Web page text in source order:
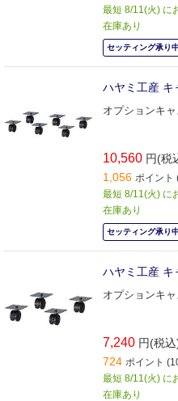
最短 8/11(火) に
在庫あり
セッティング承り中
ハヤミ工産 キ
オプションキ
10,560 円(税
1,056 ポイント
最短 8/11(火) に
在庫あり
セッティング承り中
ハヤミ工産 キ
オプションキ
7,240 円(税込
724 ポイント
最短 8/11(火) に
在庫あり